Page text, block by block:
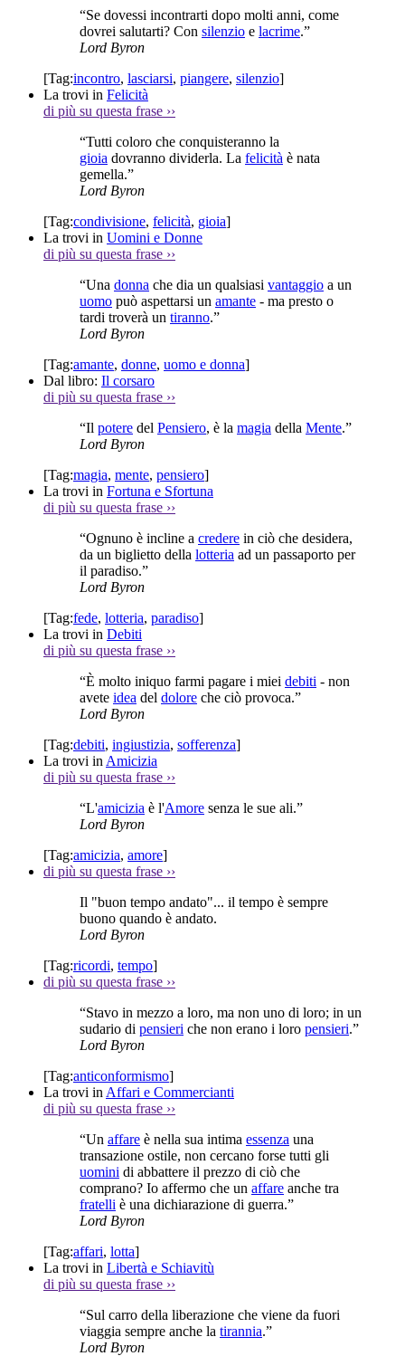
“Se dovessi incontrarti dopo molti anni, come
dovrei salutarti? Con silenzio e lacrime.”
Lord Byron
[Tag:incontro, lasciarsi, piangere, silenzio]
La trovi in Felicità
di più su questa frase ››
“Tutti coloro che conquisteranno la
gioia dovranno dividerla. La felicità è nata
gemella.”
Lord Byron
[Tag:condivisione, felicità, gioia]
La trovi in Uomini e Donne
di più su questa frase ››
“Una donna che dia un qualsiasi vantaggio a un
uomo può aspettarsi un amante - ma presto o
tardi troverà un tiranno.”
Lord Byron
[Tag:amante, donne, uomo e donna]
Dal libro: Il corsaro
di più su questa frase ››
“Il potere del Pensiero, è la magia della Mente.”
Lord Byron
[Tag:magia, mente, pensiero]
La trovi in Fortuna e Sfortuna
di più su questa frase ››
“Ognuno è incline a credere in ciò che desidera,
da un biglietto della lotteria ad un passaporto per
il paradiso.”
Lord Byron
[Tag:fede, lotteria, paradiso]
La trovi in Debiti
di più su questa frase ››
“È molto iniquo farmi pagare i miei debiti - non
avete idea del dolore che ciò provoca.”
Lord Byron
[Tag:debiti, ingiustizia, sofferenza]
La trovi in Amicizia
di più su questa frase ››
“L'amicizia è l'Amore senza le sue ali.”
Lord Byron
[Tag:amicizia, amore]
di più su questa frase ››
Il "buon tempo andato"... il tempo è sempre
buono quando è andato.
Lord Byron
[Tag:ricordi, tempo]
di più su questa frase ››
“Stavo in mezzo a loro, ma non uno di loro; in un
sudario di pensieri che non erano i loro pensieri.”
Lord Byron
[Tag:anticonformismo]
La trovi in Affari e Commercianti
di più su questa frase ››
“Un affare è nella sua intima essenza una
transazione ostile, non cercano forse tutti gli
uomini di abbattere il prezzo di ciò che
comprano? Io affermo che un affare anche tra
fratelli è una dichiarazione di guerra.”
Lord Byron
[Tag:affari, lotta]
La trovi in Libertà e Schiavitù
di più su questa frase ››
“Sul carro della liberazione che viene da fuori
viaggia sempre anche la tirannia.”
Lord Byron